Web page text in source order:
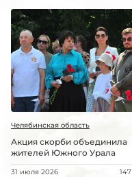
Челябинская область
Акция скорби объединила
жителей Южного Урала
31 июля 2026 147